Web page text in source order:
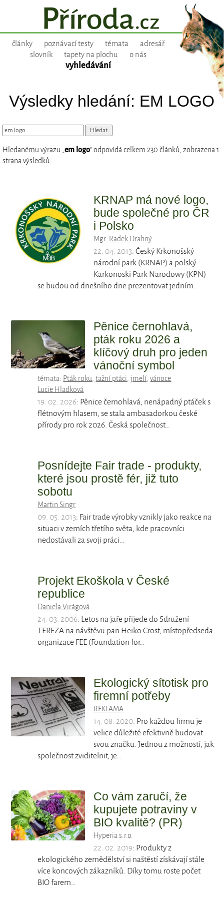
články poznávací testy témata
adresář
slovník
tapety na plochu o nás
vyhledávání
Výsledky hledání: EM LOGO
Hledanému výrazu „em logo“ odpovídá celkem 230 článků, zobrazena 1.
strana výsledků:
KRNAP má nové logo,
bude společné pro ČR
i Polsko
Mgr. Radek Drahný
22. 04. 2013: Český Krkonošský
národní park (KRNAP) a polský
Karkonoski Park Narodowy (KPN)
se budou od dnešního dne prezentovat jedním…
Pěnice černohlavá,
pták roku 2026 a
klíčový druh pro jeden
vánoční symbol
témata: Pták roku,tažní ptáci,jmelí,vánoce
Lucie Hladková
19. 02. 2026: Pěnice černohlavá, nenápadný ptáček s
flétnovým hlasem, se stala ambasadorkou české
přírody pro rok 2026. Česká společnost…
Posnídejte Fair trade - produkty,
které jsou prostě fér, již tuto
sobotu
Martin Singr
09. 05. 2013: Fair trade výrobky vznikly jako reakce na
situaci v zemích třetího světa, kde pracovníci
nedostávali za svoji práci…
Projekt Ekoškola v České
republice
Daniela Virágová
24. 03. 2006: Letos na jaře přijede do Sdružení
TEREZA na návštěvu pan Heiko Crost, místopředseda
organizace FEE (Foundation for…
Ekologický sítotisk pro
firemní potřeby
REKLAMA
14. 08. 2020: Pro každou firmu je
velice důležité efektivně budovat
svou značku. Jednou z možností, jak
společnost zviditelnit, je…
Co vám zaručí, že
kupujete potraviny v
BIO kvalitě? (PR)
Hyperia s.r.o.
22. 02. 2019: Produkty z
ekologického zemědělství si naštěstí získávají stále
více koncových zákazníků. Díky tomu roste počet
BIO farem…